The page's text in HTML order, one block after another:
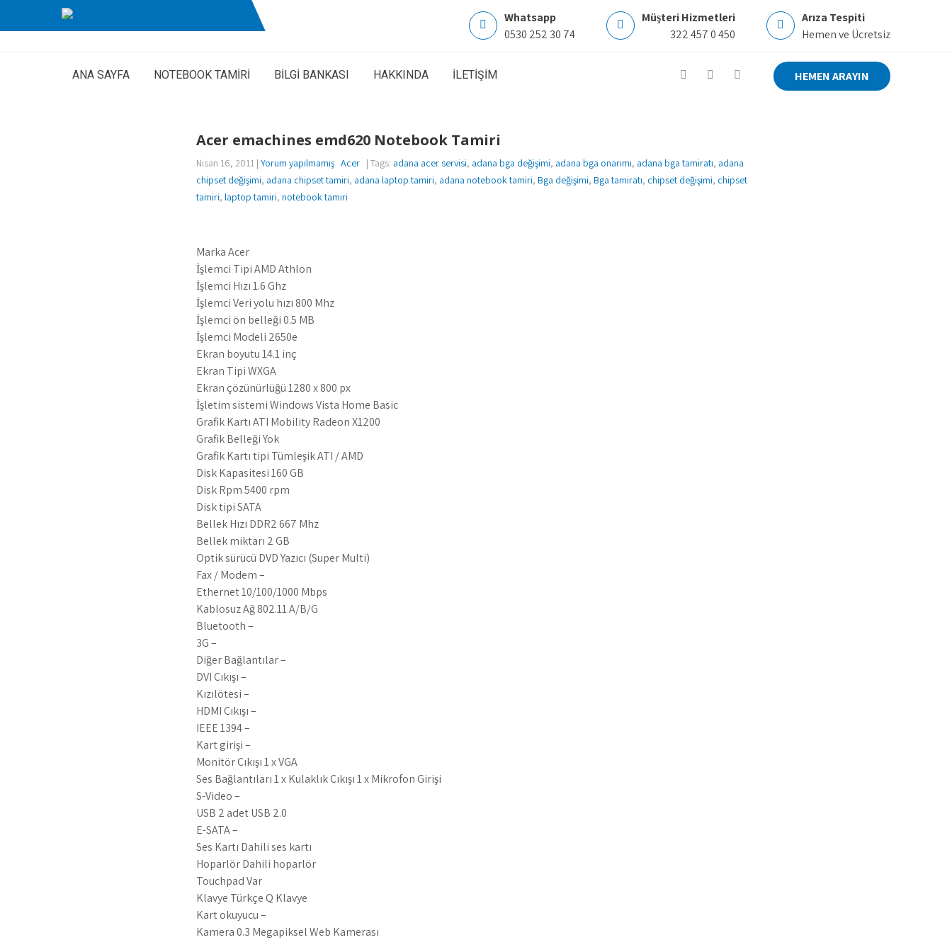
Whatsapp
0530 252 30 74
Müşteri Hizmetleri
322 457 0 450
Arıza Tespiti
Hemen ve Ücretsiz
ANA SAYFA NOTEBOOK TAMİRİ BİLGİ BANKASI HAKKINDA İLETİŞİM HEMEN ARAYIN
Acer emachines emd620 Notebook Tamiri
Nisan 16, 2011 | Yorum yapılmamış Acer | Tags: adana acer servisi, adana bga değişimi, adana bga onarımı, adana bga tamiratı, adana
chipset değişimi, adana chipset tamiri, adana laptop tamiri, adana notebook tamiri, Bga değişimi, Bga tamiratı, chipset değişimi, chipset
tamiri, laptop tamiri, notebook tamiri
Marka Acer
İşlemci Tipi AMD Athlon
İşlemci Hızı 1.6 Ghz
İşlemci Veri yolu hızı 800 Mhz
İşlemci ön belleği 0.5 MB
İşlemci Modeli 2650e
Ekran boyutu 14.1 inç
Ekran Tipi WXGA
Ekran çözünürlüğü 1280 x 800 px
İşletim sistemi Windows Vista Home Basic
Grafik Kartı ATI Mobility Radeon X1200
Grafik Belleği Yok
Grafik Kartı tipi Tümleşik ATI / AMD
Disk Kapasitesi 160 GB
Disk Rpm 5400 rpm
Disk tipi SATA
Bellek Hızı DDR2 667 Mhz
Bellek miktarı 2 GB
Optik sürücü DVD Yazıcı (Super Multi)
Fax / Modem –
Ethernet 10/100/1000 Mbps
Kablosuz Ağ 802.11 A/B/G
Bluetooth –
3G –
Diğer Bağlantılar –
DVI Çıkışı –
Kızılötesi –
HDMI Çıkışı –
IEEE 1394 –
Kart girişi –
Monitör Çıkışı 1 x VGA
Ses Bağlantıları 1 x Kulaklık Çıkışı 1 x Mikrofon Girişi
S-Video –
USB 2 adet USB 2.0
E-SATA –
Ses Kartı Dahili ses kartı
Hoparlör Dahili hoparlör
Touchpad Var
Klavye Türkçe Q Klavye
Kart okuyucu –
Kamera 0.3 Megapiksel Web Kamerası